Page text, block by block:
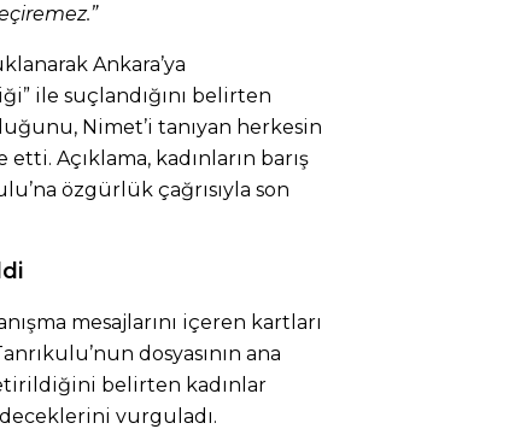
Ankara’ya
ile suçlandığını belirten
Nimet’i tanıyan herkesin
Açıklama, kadınların barış
özgürlük çağrısıyla son
mesajlarını içeren kartları
dosyasının ana
belirten kadınlar
vurguladı.